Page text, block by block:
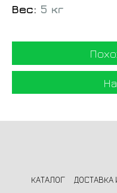
Вес: 5 кг
КАТАЛОГ ДОСТАВКА